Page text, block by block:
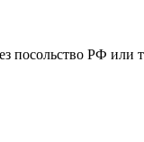
посольство РФ или